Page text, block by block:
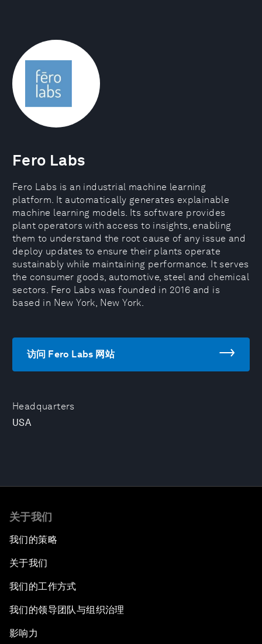
Headquarters
USA
Fero Labs
Fero Labs is an industrial machine learning
platform. It automatically generates explainable
machine learning models. Its software provides
plant operators with access to insights, enabling
them to understand the root cause of any issue and
deploy updates to ensure their plants operate
sustainably while maintaining performance. It serves
the consumer goods, automotive, steel and chemical
sectors. Fero Labs was founded in 2016 and is
based in New York, New York.
访问 Fero Labs 网站
关于我们
我们的策略
关于我们
我们的工作方式
我们的领导团队与组织治理
影响力